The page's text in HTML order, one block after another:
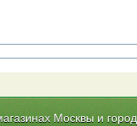
Москвы и